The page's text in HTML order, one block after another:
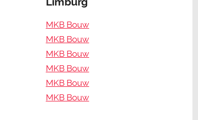
MKB Bouw
MKB Bouw
MKB Bouw
MKB Bouw
MKB Bouw
MKB Bouw